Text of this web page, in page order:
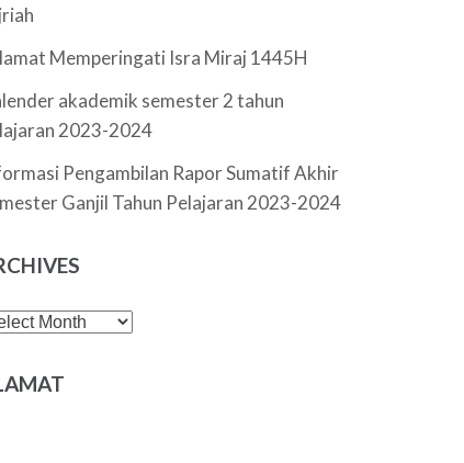
Memperingati Isra Miraj 1445H
akademik semester 2 tahun
2023-2024
Pengambilan Rapor Sumatif Akhir
Ganjil Tahun Pelajaran 2023-2024